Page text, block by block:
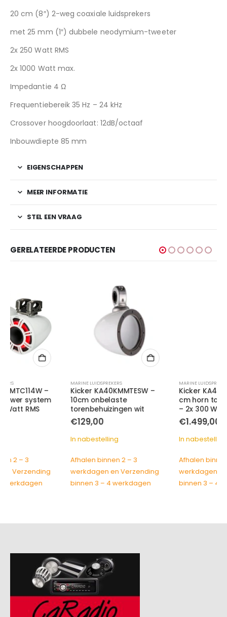
20 cm (8″) 2-weg coaxiale luidsprekers
met 25 mm (1″) dubbele neodymium-tweeter
2x 250 Watt RMS
2x 1000 Watt max.
Impedantie 4 Ω
Frequentiebereik 35 Hz – 24 kHz
Crossover hoogdoorlaat: 12dB/octaaf
Inbouwdiepte 85 mm
EIGENSCHAPPEN
MEER INFORMATIE
STEL EEN VRAAG
GERELATEERDE PRODUCTEN
MARINE LUIDSPREKERS
Kicker KA40KMMTESW –
10cm onbelaste
torenbehuizingen wit
Afhalen binnen 2 – 3
werkdagen en Verzending
binnen 3 – 4 werkdagen
MARINE LUIDSPREKERS
Kicker KA44KMTC94W – 23
cm horn tower system wit
– 2x 300 Watt RMS
Afhalen binnen 2 – 3
werkdagen en Verzending
binnen 3 – 4 werkdagen